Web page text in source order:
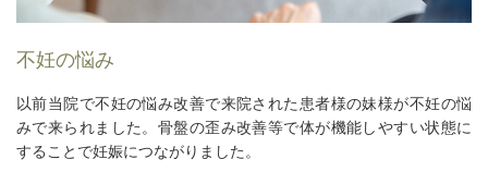
不妊の悩み
以前当院で不妊の悩み改善で来院された患者様の妹様が不妊の悩
みで来られました。骨盤の歪み改善等で体が機能しやすい状態に
することで妊娠につながりました。